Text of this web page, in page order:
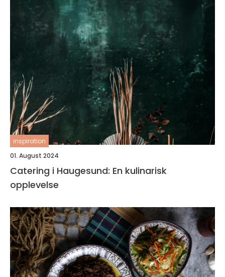
inspiration
01. August 2024
Catering i Haugesund: En kulinarisk
opplevelse